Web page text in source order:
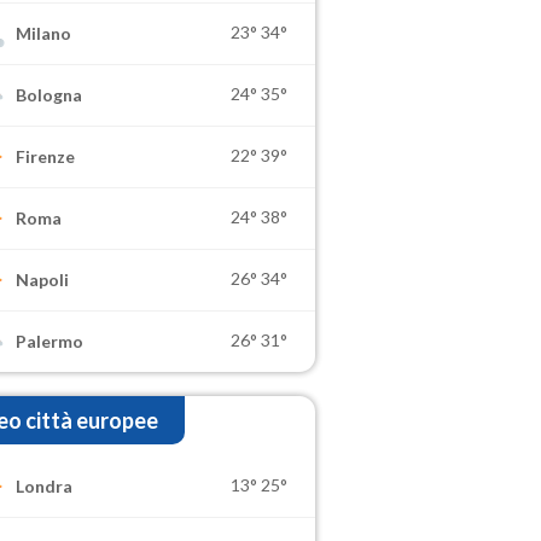
Milano 23° 34°
Bologna 24° 35°
Firenze 22° 39°
Roma 24° 38°
Napoli 26° 34°
Palermo 26° 31°
città europee
Londra 13° 25°